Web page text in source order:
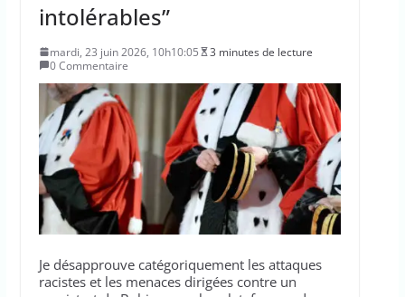
intolérables”
mardi, 23 juin 2026, 10h10:05
3 minutes de lecture
0 Commentaire
Je désapprouve catégoriquement les attaques
racistes et les menaces dirigées contre un